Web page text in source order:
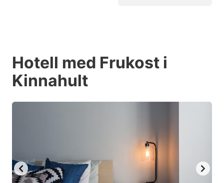
Hotell med Frukost i
Kinnahult